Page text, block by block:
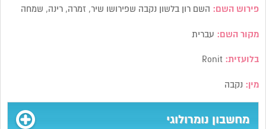
פירוש השם: השם רון בלשון נקבה שפירושו שיר, זמרה, רינה, שמחה
מקור השם: עברית
בלועזית: Ronit
מין: נקבה
מחשבון נומרולוגי